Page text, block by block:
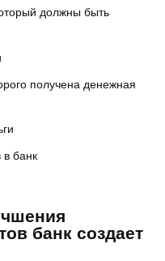
должны быть
получена денежная
в банк
банк создает